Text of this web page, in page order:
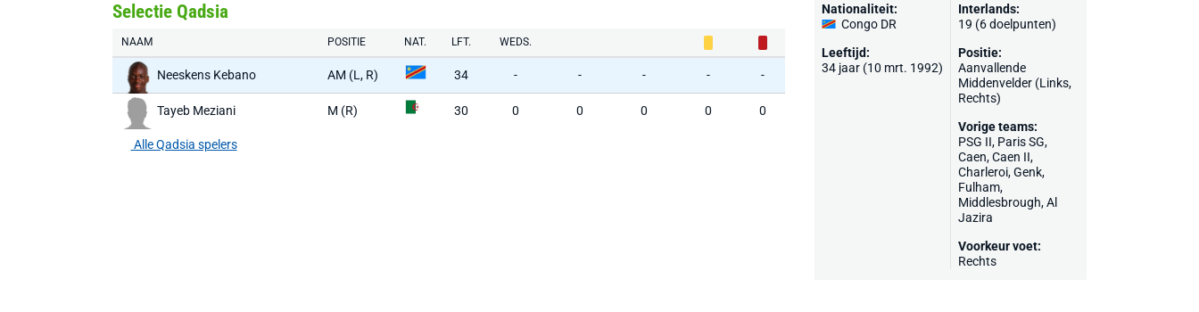
Selectie Qadsia
NAAM POSITIE NAT. LFT. WEDS.
Neeskens Kebano AM (L, R) 34 - - - - -
Tayeb Meziani M (R) 30 0 0 0 0 0
Alle Qadsia spelers
Nationaliteit:
Congo DR
Leeftijd:
34 jaar (10 mrt. 1992)
Interlands:
19 (6 doelpunten)
Positie:
Aanvallende
Middenvelder (Links,
Rechts)
Vorige teams:
PSG II, Paris SG,
Caen, Caen II,
Charleroi,Genk,
Fulham,
Middlesbrough,Al
Jazira
Voorkeur voet:
Rechts